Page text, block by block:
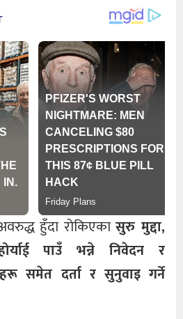
हुँदा रोकिएकासुरु मुद्दा,
पाउँ भन्ने निवेदन र
समेत दर्ता र सुनुवाइ गर्ने